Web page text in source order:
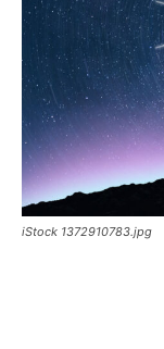
iStock 1372910783.jpg